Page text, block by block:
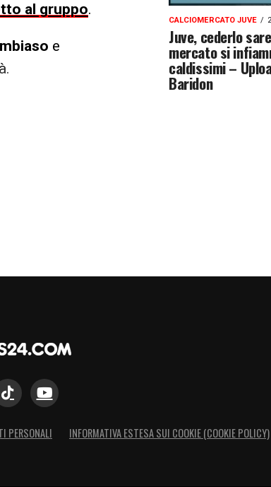
al gruppo.
e
CALCIOMERCATO JUVE
Juve, cederlo
mercato si
caldissimi –
Baridon
PERSONALI INFORMATIVA ESTESA SUI COOKIE (COOKIE POLICY)